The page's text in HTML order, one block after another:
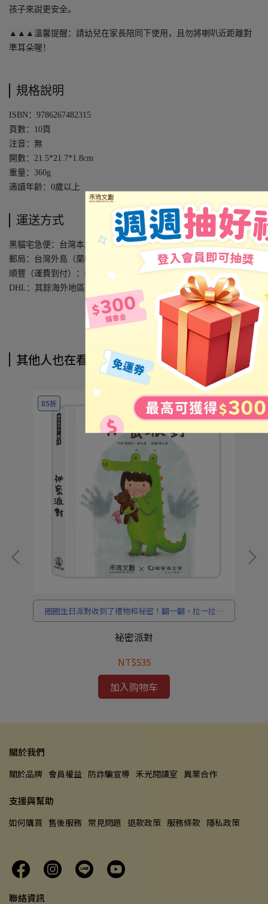
孩子來說更安全。
▲▲▲溫馨提醒：請幼兒在家長陪同下使用，且勿將喇叭近距離對
準耳朵喔！
規格說明
ISBN：9786267482315
頁數：10頁
注音：無
開數：21.5*21.7*1.8cm
重量：360g
適讀年齡：0歲以上
運送方式
黑貓宅急便：台灣本島
郵局：台灣外島（蘭嶼、綠島、澎湖、金門、馬祖）
順豐（運費到付）：新馬港澳地區
DHL：其餘海外地區
其他人也在看
85折
圈圈生日派對收到了禮物和祕密！翻一翻、拉一拉，
陪孩子學會說出心裡話。
祕密派對
NT$535
加入购物车
關於我們
關於品牌 會員權益 防詐騙宣導 禾光閱讀室 異業合作
支援與幫助
如何購買 售後服務 常見問題 退款政策 服務條款 隱私政策
聯絡資訊